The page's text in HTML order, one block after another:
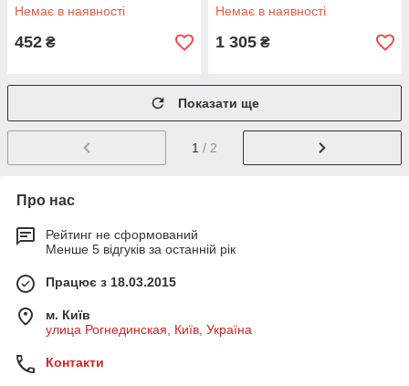
Немає в наявності
452 ₴
Немає в наявності
1 305 ₴
Показати ще
1 / 2
Про нас
Рейтинг не сформований
Менше 5 відгуків за останній рік
Працює з 18.03.2015
м. Київ
улица Рогнединская, Київ, Україна
Контакти